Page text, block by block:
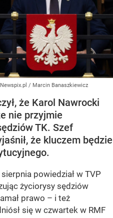
Newspix.pl / Marcin Banaszkiewicz
że Karol Nawrocki
nie przyjmie
TK. Szef
że kluczem będzie
powiedział w TVP
życiorysy sędziów
prawo – i też
się w czwartek w RMF